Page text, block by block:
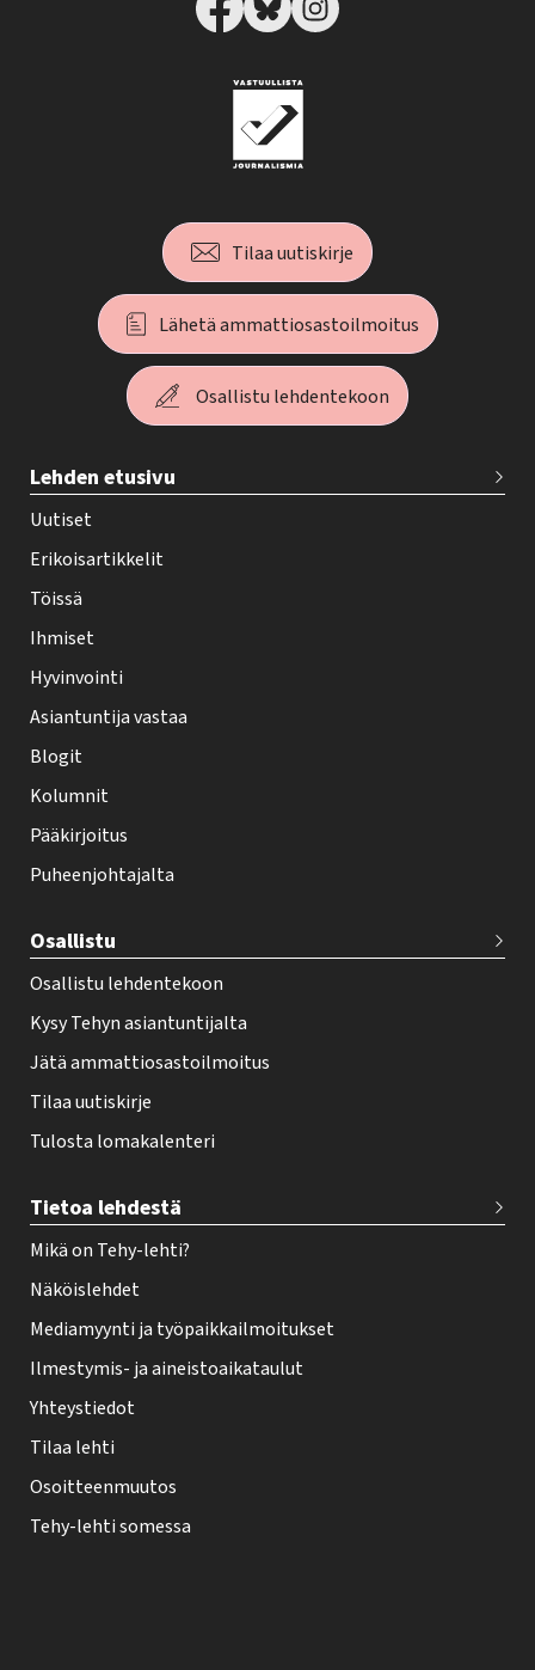
Tilaa uutiskirje
Lähetä ammattiosastoilmoitus
Osallistu lehdentekoon
e
h
y
-
e
h
t
i
f
o
t
r
Lehden etusivu
Uutiset
Erikoisartikkelit
Töissä
Ihmiset
Hyvinvointi
Asiantuntija vastaa
Blogit
Kolumnit
Pääkirjoitus
Puheenjohtajalta
Osallistu
Osallistu lehdentekoon
Kysy Tehyn asiantuntijalta
Jätä ammattiosastoilmoitus
Tilaa uutiskirje
Tulosta lomakalenteri
Tietoa lehdestä
Mikä on Tehy-lehti?
Näköislehdet
Mediamyynti ja työpaikkailmoitukset
Ilmestymis- ja aineistoaikataulut
Yhteystiedot
Tilaa lehti
Osoitteenmuutos
Tehy-lehti somessa